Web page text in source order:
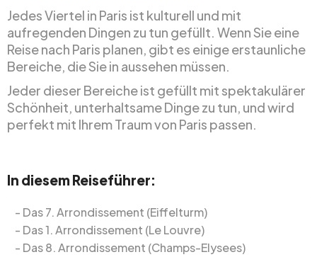
Jedes Viertel in Paris ist kulturell und mit
aufregenden Dingen zu tun gefüllt. Wenn Sie eine
Reise nach Paris planen, gibt es einige erstaunliche
Bereiche, die Sie in aussehen müssen.
Jeder dieser Bereiche ist gefüllt mit spektakulärer
Schönheit, unterhaltsame Dinge zu tun, und wird
perfekt mit Ihrem Traum von Paris passen.
In diesem Reiseführer:
Das 7. Arrondissement (Eiffelturm)
Das 1. Arrondissement (Le Louvre)
Das 8. Arrondissement (Champs-Elysees)